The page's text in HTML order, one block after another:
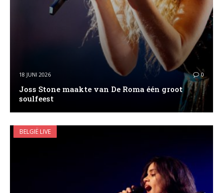
18 JUNI 2026 0
Joss Stone maakte van De Roma één groot
soulfeest
BELGIË LIVE